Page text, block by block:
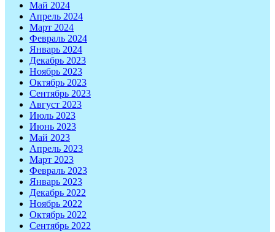
Май 2024
Апрель 2024
Март 2024
Февраль 2024
Январь 2024
Декабрь 2023
Ноябрь 2023
Октябрь 2023
Сентябрь 2023
Август 2023
Июль 2023
Июнь 2023
Май 2023
Апрель 2023
Март 2023
Февраль 2023
Январь 2023
Декабрь 2022
Ноябрь 2022
Октябрь 2022
Сентябрь 2022